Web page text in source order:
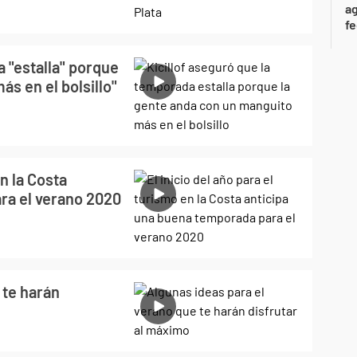
"estalla" porque
en el bolsillo"
la Costa
el verano 2020
harán